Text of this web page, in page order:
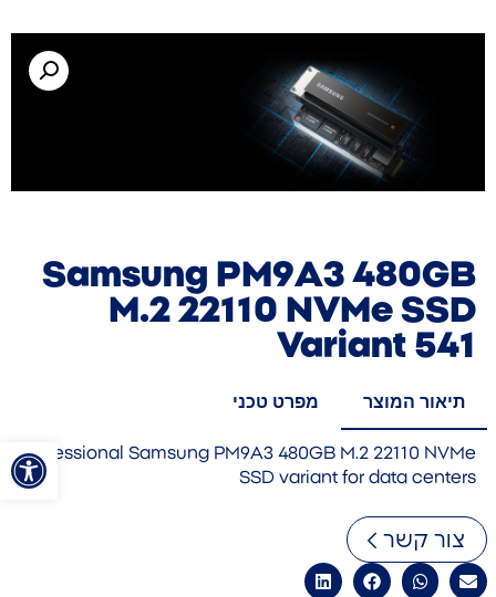
פתח
Samsung PM9A3 480GB
M.2 22110 NVMe SSD
Variant 541
תיאור המוצר מפרט טכני
Professional Samsung PM9A3 480GB M.2 22110 NVMe
SSD variant for data centers
צור קשר